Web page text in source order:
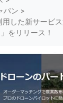
パン >
用した新サービ
をリリース！